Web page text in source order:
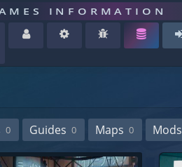
INFORMATION
0 Guides 0 Maps 0 Mods